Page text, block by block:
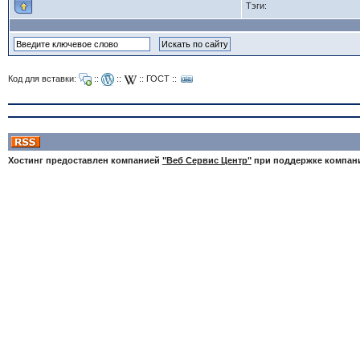
Тэги:
Код для вставки: :: :: :: ГОСТ::
Хостинг предоставлен компанией "Веб Сервис Центр"при поддержке